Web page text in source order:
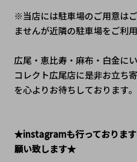
※当店には駐車場のご用意は
ませんが近隣の駐車場をご利
広尾・恵比寿・麻布・白金に
コレクト広尾店に是非お立ち
を心よりお待ちしております。
★instagramも行っておりま
願い致します★